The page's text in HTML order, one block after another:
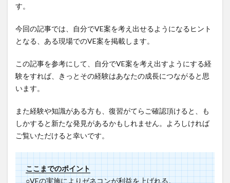
す。
今回の記事では、自分でVE案を考え出せるようになるヒント
となる、ある現場でのVE案を掲載します。
この記事を参考にして、自分でVE案を考え出すようにする経
験をすれば、きっとその経験はあなたの成長につながると思
います。
また経験や知識がある方も、復習がてらご確認頂けると、も
しかすると新たな発見があるかもしれません。よろしければ
ご覧いただけると幸いです。
ここまでのポイント
○VEの実施によりゼネコンが利益を上げれる。